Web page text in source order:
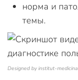
норма и
темы.
Designed by institut-